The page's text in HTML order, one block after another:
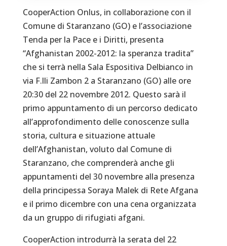
CooperAction Onlus, in collaborazione con il
Comune di Staranzano (GO) e l’associazione
Tenda per la Pace e i Diritti, presenta
“Afghanistan 2002-2012: la speranza tradita”
che si terrà nella Sala Espositiva Delbianco in
via F.lli Zambon 2 a Staranzano (GO) alle ore
20:30 del 22 novembre 2012. Questo sarà il
primo appuntamento di un percorso dedicato
all’approfondimento delle conoscenze sulla
storia, cultura e situazione attuale
dell’Afghanistan, voluto dal Comune di
Staranzano, che comprenderà anche gli
appuntamenti del 30 novembre alla presenza
della principessa Soraya Malek di Rete Afgana
e il primo dicembre con una cena organizzata
da un gruppo di rifugiati afgani.
CooperAction introdurrà la serata del 22